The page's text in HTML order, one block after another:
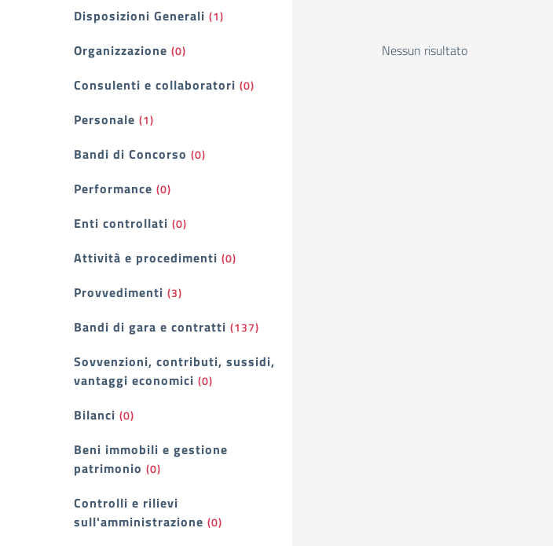
Filtri
Disposizioni Generali (1)
Organizzazione (0)
Consulenti e collaboratori (0)
Personale (1)
Bandi di Concorso (0)
Performance (0)
Enti controllati (0)
Attività e procedimenti (0)
Provvedimenti (3)
Bandi di gara e contratti (137)
Sovvenzioni, contributi, sussidi,
vantaggi economici (0)
Bilanci (0)
Beni immobili e gestione
patrimonio (0)
Controlli e rilievi
sull'amministrazione (0)
Nessun risultato